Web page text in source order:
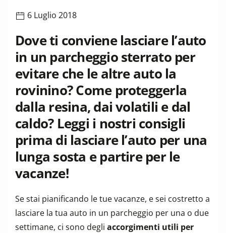
6 Luglio 2018
Dove ti conviene lasciare l’auto
in un parcheggio sterrato per
evitare che le altre auto la
rovinino? Come proteggerla
dalla resina, dai volatili e dal
caldo? Leggi i nostri consigli
prima di lasciare l’auto per una
lunga sosta e partire per le
vacanze!
Se stai pianificando le tue vacanze, e sei costretto a
lasciare la tua auto in un parcheggio per una o due
settimane, ci sono degli accorgimenti utili per